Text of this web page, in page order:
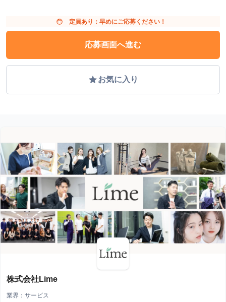
face 定員あり：早めにご応募ください！
応募画面へ進む
gradeお気に入り
株式会社Lime
業界：サービス